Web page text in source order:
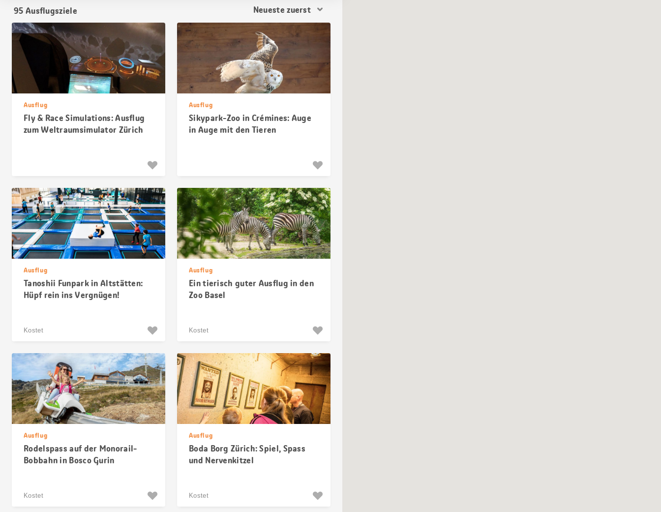
95 Ausflugsziele
Resultat
Ausflug
Fly & Race Simulations: Ausflug
zum Weltraumsimulator Zürich
Ausflug
Sikypark-Zoo in Crémines: Auge
in Auge mit den Tieren
Ausflug
Tanoshii Funpark in Altstätten:
Hüpf rein ins Vergnügen!
Kostet
Ausflug
Ein tierisch guter Ausflug in den
Zoo Basel
Kostet
Ausflug
Rodelspass auf der Monorail-
Bobbahn in Bosco Gurin
Kostet
Ausflug
Boda Borg Zürich: Spiel, Spass
und Nervenkitzel
Kostet